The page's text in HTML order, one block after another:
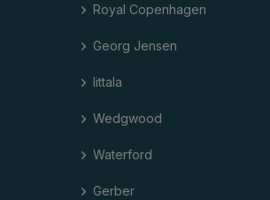
Royal Copenhagen
Georg Jensen
Iittala
Wedgwood
Waterford
Gerber